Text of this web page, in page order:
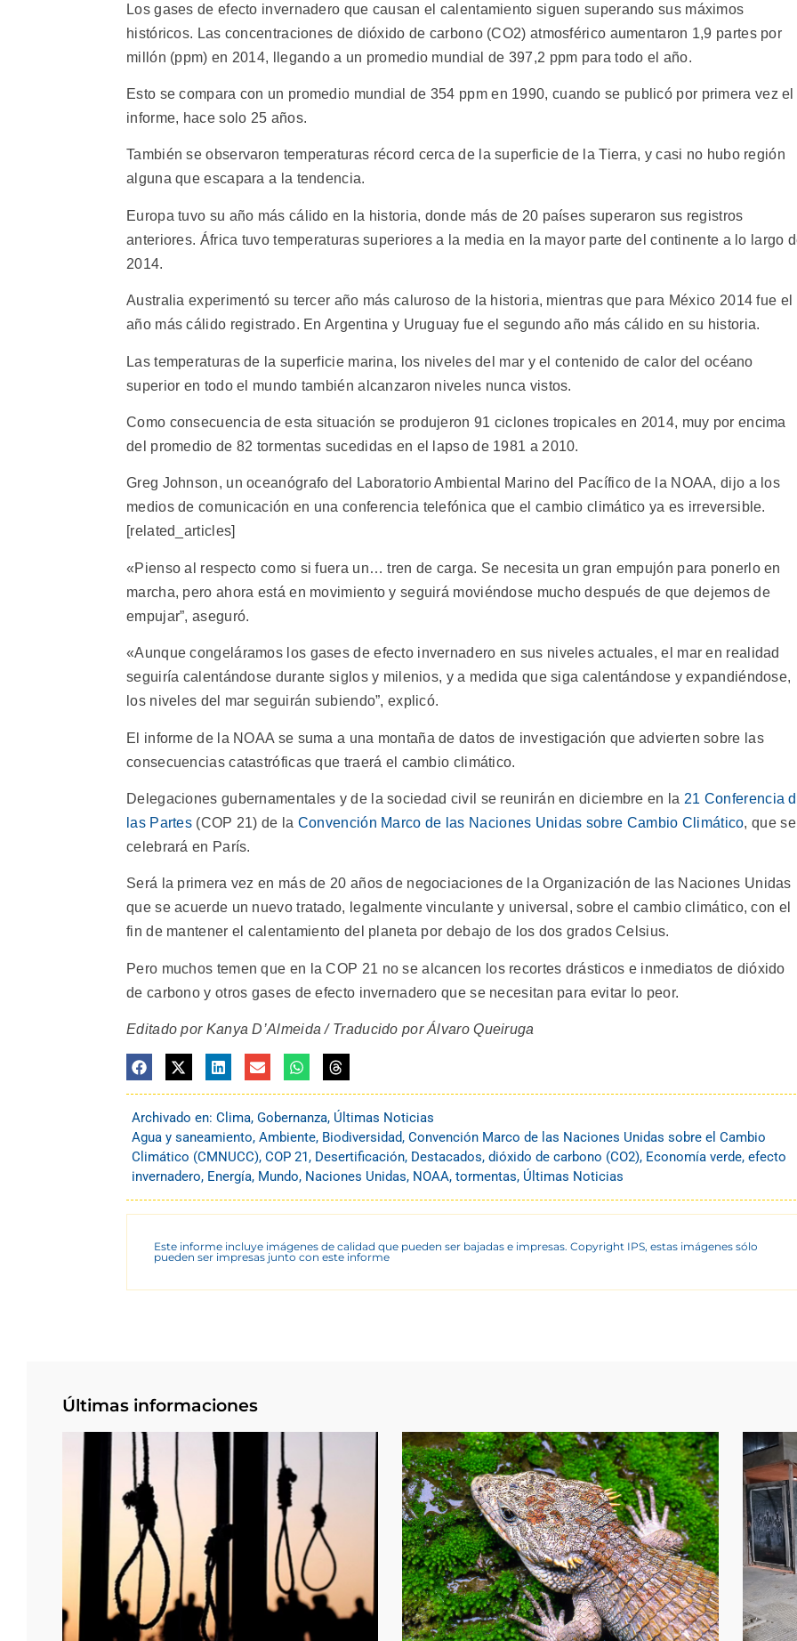
Los gases de efecto invernadero que causan el calentamiento siguen superando sus máximos
históricos. Las concentraciones de dióxido de carbono (CO2) atmosférico aumentaron 1,9 partes por
millón (ppm) en 2014, llegando a un promedio mundial de 397,2 ppm para todo el año.
Esto se compara con un promedio mundial de 354 ppm en 1990, cuando se publicó por primera vez el
informe, hace solo 25 años.
También se observaron temperaturas récord cerca de la superficie de la Tierra, y casi no hubo región
alguna que escapara a la tendencia.
Europa tuvo su año más cálido en la historia, donde más de 20 países superaron sus registros
anteriores. África tuvo temperaturas superiores a la media en la mayor parte del continente a lo largo
2014.
Australia experimentó su tercer año más caluroso de la historia, mientras que para México 2014 fue el
año más cálido registrado. En Argentina y Uruguay fue el segundo año más cálido en su historia.
Las temperaturas de la superficie marina, los niveles del mar y el contenido de calor del océano
superior en todo el mundo también alcanzaron niveles nunca vistos.
Como consecuencia de esta situación se produjeron 91 ciclones tropicales en 2014, muy por encima
del promedio de 82 tormentas sucedidas en el lapso de 1981 a 2010.
Greg Johnson, un oceanógrafo del Laboratorio Ambiental Marino del Pacífico de la NOAA, dijo a los
medios de comunicación en una conferencia telefónica que el cambio climático ya es irreversible.
[related_articles]
«Pienso al respecto como si fuera un… tren de carga. Se necesita un gran empujón para ponerlo en
marcha, pero ahora está en movimiento y seguirá moviéndose mucho después de que dejemos de
empujar”, aseguró.
«Aunque congeláramos los gases de efecto invernadero en sus niveles actuales, el mar en realidad
seguiría calentándose durante siglos y milenios, y a medida que siga calentándose y expandiéndose,
los niveles del mar seguirán subiendo”, explicó.
El informe de la NOAA se suma a una montaña de datos de investigación que advierten sobre las
consecuencias catastróficas que traerá el cambio climático.
Delegaciones gubernamentales y de la sociedad civil se reunirán en diciembre en la 21 Conferencia
las Partes (COP 21) de la Convención Marco de las Naciones Unidas sobre Cambio Climático, que se
celebrará en París.
Será la primera vez en más de 20 años de negociaciones de la Organización de las Naciones Unidas
que se acuerde un nuevo tratado, legalmente vinculante y universal, sobre el cambio climático, con el
fin de mantener el calentamiento del planeta por debajo de los dos grados Celsius.
Pero muchos temen que en la COP 21 no se alcancen los recortes drásticos e inmediatos de dióxido
de carbono y otros gases de efecto invernadero que se necesitan para evitar lo peor.
Editado por Kanya D’Almeida / Traducido por Álvaro Queiruga
Archivado en: Clima, Gobernanza, Últimas Noticias
Agua y saneamiento, Ambiente, Biodiversidad, Convención Marco de las Naciones Unidas sobre el Cambio
Climático (CMNUCC), COP 21, Desertificación, Destacados, dióxido de carbono (CO2), Economía verde, efecto
invernadero, Energía, Mundo, Naciones Unidas, NOAA, tormentas, Últimas Noticias
Este informe incluye imágenes de calidad que pueden ser bajadas e impresas. Copyright IPS, estas imágenes sólo
pueden ser impresas junto con este informe
Últimas informaciones